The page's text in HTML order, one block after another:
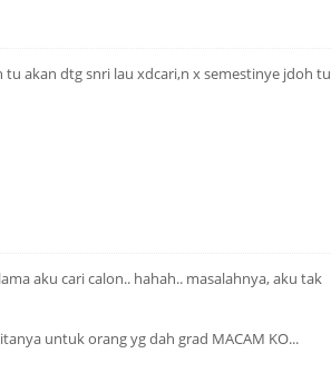
akan dtg snri lau xdcari,n x semestinye jdoh tu
aku cari calon.. hahah.. masalahnya, aku tak
untuk orang yg dah grad MACAM KO...